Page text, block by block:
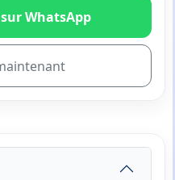
WhatsApp